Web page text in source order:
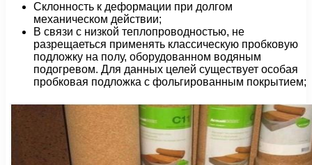
Склонность к деформации при долгом
механическом действии;
В связи с низкой теплопроводностью, не
разрещаеться применять классическую пробковую
подложку на полу, оборудованном водяным
подогревом. Для данных целей существует особая
пробковая подложка с фольгированным покрытием;